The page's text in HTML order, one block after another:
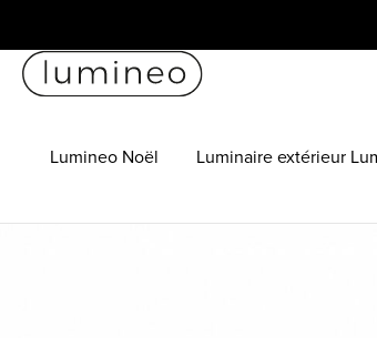
Lumineo Noël Luminaire extérieur